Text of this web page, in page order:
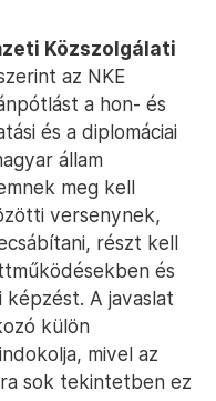
Közszolgálati
az NKE
a hon- és
és a diplomáciai
állam
meg kell
versenynek,
részt kell
és
A javaslat
külön
mivel az
sok tekintetben ez